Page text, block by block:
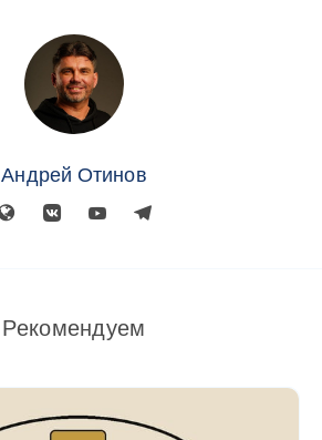
Андрей Отинов
Рекомендуем